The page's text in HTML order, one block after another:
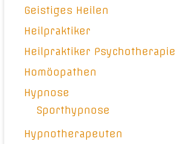
Geistiges Heilen
Heilpraktiker
Heilpraktiker Psychotherapie
Homöopathen
Hypnose
Sporthypnose
Hypnotherapeuten